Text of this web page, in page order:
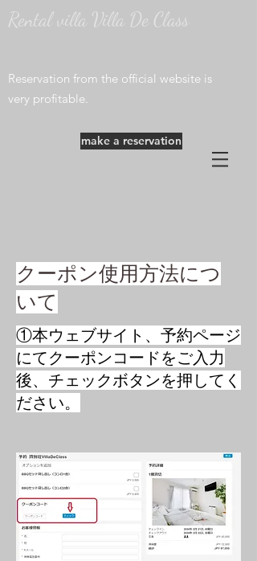
Rental villa Villa De Class
​Reservation from the official website is
very profitable.
make a reservation
クーポン使用方法につ
いて
​①本ウェブサイト、予約ページ
にてクーポンコードをご入力
後、チェックボタンを押してく
ださい。